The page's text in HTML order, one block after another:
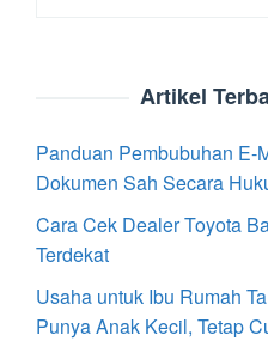
Artikel
Panduan Pembubuhan E-
Dokumen Sah Secara
Cara Cek Dealer Toyota
Terdekat
Usaha untuk Ibu Rumah
Punya Anak Kecil, Tetap